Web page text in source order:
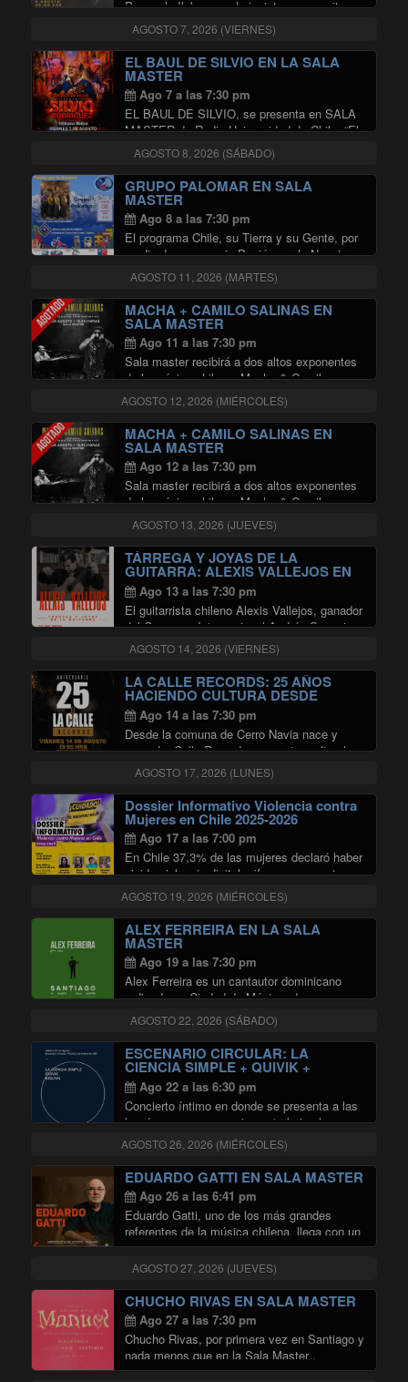
Pascuala Ilabaca y el pianista, compositor y
productor Luciano Laterra estrenan un nuevo
espectáculo, con presentaciones en Berlín,
Bremen, Kassel y Madrid. Pascuala Ilabaca
ha desarrollado una sólida trayectoria
internacional …Continuar leyendo
AGOSTO 7, 2026 (VIERNES)
EL BAUL DE SILVIO EN LA SALA
MASTER
Ago 7 a las 7:30 pm
EL BAUL DE SILVIO, se presenta en SALA
MASTER de Radio Universidad de Chile. “El
Baúl de Silvio” se presentará el viernes 07 de
agosto de 2026, a las 20:00 horas, en la Sala
Master …Continuar leyendo"EL BAUL DE SILVIO
AGOSTO 8, 2026 (SÁBADO)
GRUPO PALOMAR EN SALA
MASTER
Ago 8 a las 7:30 pm
El programa Chile, su Tierra y su Gente, por
medio de su espacio Pasión por lo Nuestro,
invita a ser parte de la obra Nostalgias
Colchagüinas que el prestigioso conjunto
Palomar presentará en la Sala …
Continuar leyendo"GRUPO PALOMAR EN SALA
AGOSTO 11, 2026 (MARTES)
MACHA + CAMILO SALINAS EN
SALA MASTER
Ago 11 a las 7:30 pm
Sala master recibirá a dos altos exponentes
de la música chilena; Macha & Camilo
Salinas, acompañados por el Cuarteto
Austral y Martín Benavides.
AGOSTO 12, 2026 (MIÉRCOLES)
MACHA + CAMILO SALINAS EN
SALA MASTER
Ago 12 a las 7:30 pm
Sala master recibirá a dos altos exponentes
de la música chilena; Macha & Camilo
Salinas, acompañados por el Cuarteto
Austral y Martín Benavides.
AGOSTO 13, 2026 (JUEVES)
TÁRREGA Y JOYAS DE LA
GUITARRA: ALEXIS VALLEJOS EN
SALA MASTER
Ago 13 a las 7:30 pm
El guitarrista chileno Alexis Vallejos, ganador
del Concurso Internacional Andrés Segovia
de Linares (España), presenta un recital
dedicado a algunas de las obras más
emblemáticas del repertorio guitarrístico, con
especial énfasis en la música de …
Continuar leyendo "TÁRREGA Y JOYAS DE LA
AGOSTO 14, 2026 (VIERNES)
LA CALLE RECORDS: 25 AÑOS
HACIENDO CULTURA DESDE
CERRO NAVIA EN SALA MASTER
Ago 14 a las 7:30 pm
Desde la comuna de Cerro Navia nace y
crece La Calle Records, un centro cultural y
sello discográfico con 25 años de historia
dedicado a impulsar las múltiples
expresiones artísticas, especialmente la
cultura Hip Hop. …Continuar leyendo"LA CALLE
AGOSTO 17, 2026 (LUNES)
Dossier Informativo Violencia contra
Mujeres en Chile 2025-2026
Ago 17 a las 7:00 pm
En Chile 37,3% de las mujeres declaró haber
vivido violencia digital, cifra que aumenta en
personas transfemeninas (50%),
transmasculinas (80%) y no binaries
(76,5%). Este y otros datos son parte del
“Dossier Informativo Violencia contra …
Continuar leyendo "Dossier Informativo Violencia
AGOSTO 19, 2026 (MIÉRCOLES)
ALEX FERREIRA EN LA SALA
MASTER
Ago 19 a las 7:30 pm
Alex Ferreira es un cantautor dominicano
radicado en Ciudad de México, dos veces
nominado al Latin Grammy (Mejor Nuevo
Artista 2018, Mejor Álbum Cantautor 2022).
Su música transita el folk caribeño, el pop
alternativo y …Continuar leyendo"ALEX FERREIRA
AGOSTO 22, 2026 (SÁBADO)
ESCENARIO CIRCULAR: LA
CIENCIA SIMPLE + QUIVIK +
NISUYAI EN SALA MASTER
Ago 22 a las 6:30 pm
Concierto íntimo en donde se presenta a las
bandas en un escenario central circular, a su
alrededor se dispondrá el publico en 360°
rodeando el montaje y disolviendo la idea de
un único frente. Oportunidad …
Continuar leyendo"ESCENARIO CIRCULAR: LA
AGOSTO 26, 2026 (MIÉRCOLES)
EDUARDO GATTI EN SALA MASTER
Ago 26 a las 6:41 pm
Eduardo Gatti, uno de los más grandes
referentes de la música chilena, llega con un
concierto único en el que revivirá las
canciones que han marcado su trayectoria y
la historia de la música nacional. …
Continuar leyendo"EDUARDO GATTI EN SALA
AGOSTO 27, 2026 (JUEVES)
CHUCHO RIVAS EN SALA MASTER
Ago 27 a las 7:30 pm
Chucho Rivas, por primera vez en Santiago y
nada menos que en la Sala Master ,
presentando Manuel su primera producción